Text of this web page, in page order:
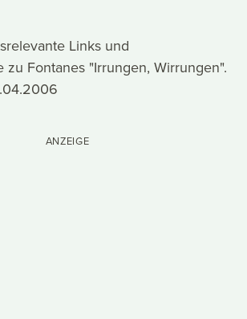
Links und
zu Fontanes "Irrungen, Wirrungen".
ANZEIGE